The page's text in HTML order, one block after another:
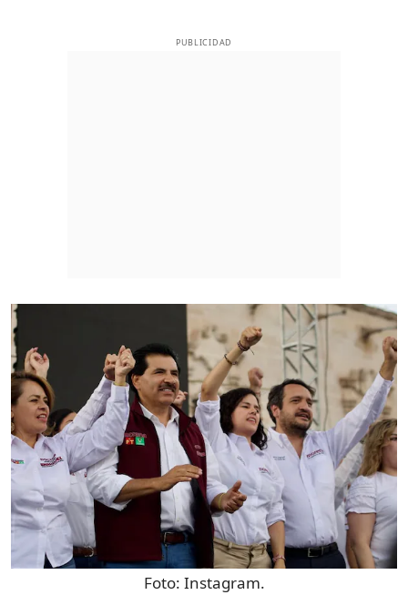
PUBLICIDAD
Foto: Instagram.